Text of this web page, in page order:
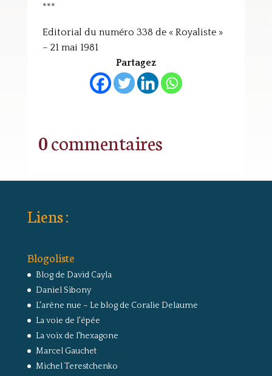
***
Editorial du numéro 338 de « Royaliste »
– 21 mai 1981
Partagez
0 commentaires
Liens :
Blogoliste
Blog de David Cayla
Daniel Sibony
L'arêne nue – Le blog de Coralie Delaume
La voie de l'épée
La voix de l'hexagone
Marcel Gauchet
Michel Terestchenko